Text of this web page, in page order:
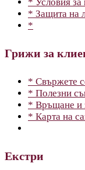
* Защита на
*
Грижи за
* Свържете
* Полезни
* Връщане и
* Карта на
Екстри